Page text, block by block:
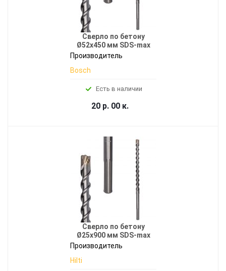
Сверло по бетону
Ø52x450 мм SDS-max
Производитель
Bosch
Есть в наличии
20 р. 00 к.
Сверло по бетону
Ø25x900 мм SDS-max
Производитель
Hilti